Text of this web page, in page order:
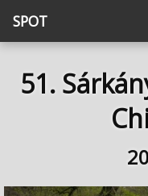
SPOT
51.